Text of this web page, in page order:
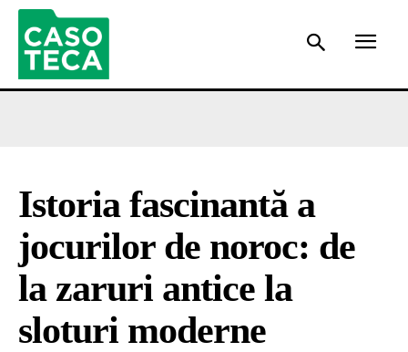
Istoria fascinantă a
jocurilor de noroc: de
la zaruri antice la
sloturi moderne